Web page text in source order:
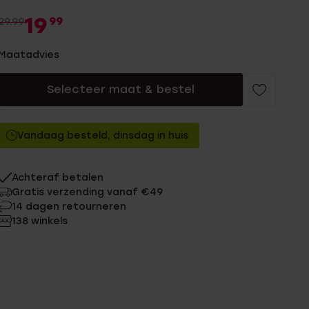
19 99
Selecteer maat & bestel
Vandaag besteld, dinsdag in huis
Achteraf betalen
Gratis verzending vanaf €49
14 dagen retourneren
138 winkels